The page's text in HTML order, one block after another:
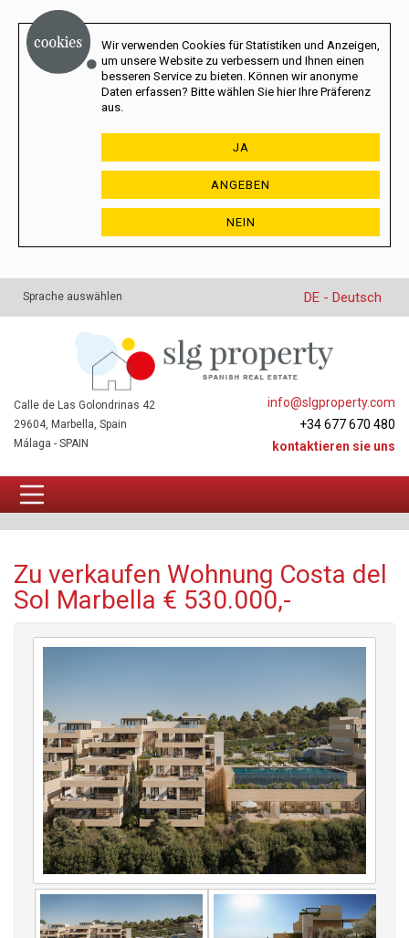
Wir verwenden Cookies für Statistiken und Anzeigen,
um unsere Website zu verbessern und Ihnen einen
besseren Service zu bieten. Können wir anonyme
Daten erfassen? Bitte wählen Sie hier Ihre Präferenz
aus.
JA
ANGEBEN
NEIN
Sprache auswählen DE - Deutsch
info@slgproperty.com
+34 677 670 480
kontaktieren sie uns
Calle de Las Golondrinas 42
29604, Marbella, Spain
Málaga - SPAIN
Zu verkaufen Wohnung Costa del
Sol Marbella € 530.000,-